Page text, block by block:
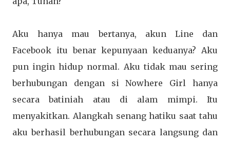
Aku hanya mau bertanya, akun Line dan
Facebook itu benar kepunyaan keduanya? Aku
pun ingin hidup normal. Aku tidak mau sering
berhubungan dengan si Nowhere Girl hanya
secara batiniah atau di alam mimpi. Itu
menyakitkan. Alangkah senang hatiku saat tahu
aku berhasil berhubungan secara langsung dan